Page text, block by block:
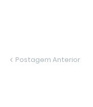
Postagem Anterior